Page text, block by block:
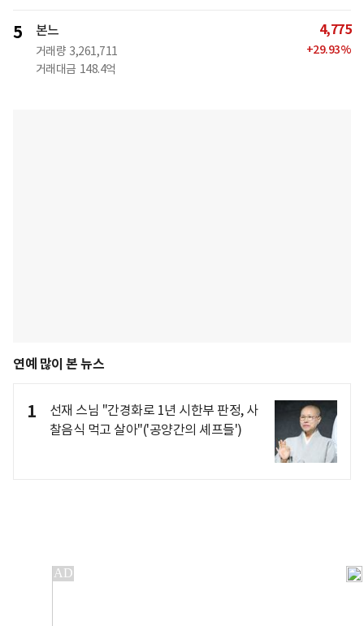
5 본느
거래량 3,261,711
거래대금 148.4억
4,775
+29.93%
연예 많이 본 뉴스
1
선재 스님 "간경화로 1년 시한부 판정, 사
찰음식 먹고 살아"('공양간의 셰프들')